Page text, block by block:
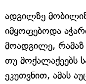
ადგილზე
იმყოფებოდა
მოადგილე, რამაზ
თუ მოქალაქეებს
ეკუთვნით, ამას